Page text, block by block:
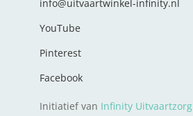
info@uitvaartwinkel-infinity.nl
YouTube
Pinterest
Facebook
Initiatief van Infinity Uitvaartzorg